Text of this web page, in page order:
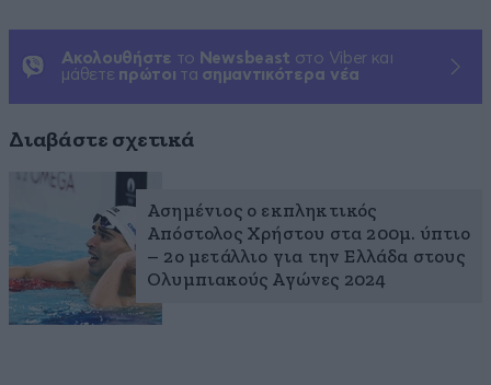
Ακολουθήστε το Newsbeast στο Viber και
μάθετε πρώτοι τα σημαντικότερα νέα
Διαβάστε σχετικά
Ασημένιος ο εκπληκτικός
Απόστολος Χρήστου στα 200μ. ύπτιο
– 2ο μετάλλιο για την Ελλάδα στους
Ολυμπιακούς Αγώνες 2024